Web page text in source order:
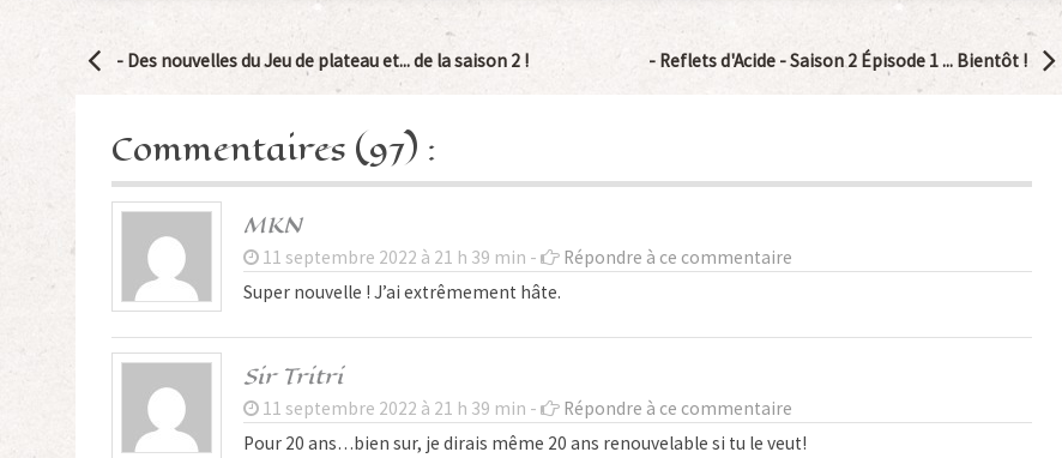
Navigation
Article
- Des nouvelles du Jeu de plateau et... de la saison 2 ! - Reflets d'Acide - Saison 2 Épisode 1 ... Bientôt !
Commentaires (97) :
MKN
11 septembre 2022 à 21 h 39 min -
Répondre à ce commentaire
Super nouvelle ! J’ai extrêmement hâte.
Sir Tritri
11 septembre 2022 à 21 h 39 min -
Répondre à ce commentaire
Pour 20 ans…bien sur, je dirais même 20 ans renouvelable si tu le veut!